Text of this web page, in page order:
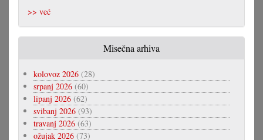
>> već
Misečna arhiva
kolovoz 2026 (28)
srpanj 2026 (60)
lipanj 2026 (62)
svibanj 2026 (93)
travanj 2026 (63)
ožujak 2026 (73)